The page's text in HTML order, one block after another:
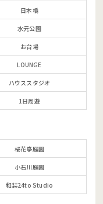
日本橋
水元公園
お台場
LOUNGE
ハウススタジオ
1日周遊
桜花亭庭園
小石川庭園
和装24to Studio